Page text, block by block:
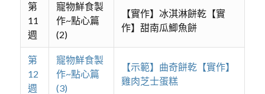
第
11
週
寵物鮮食製
作~點心篇
(2)
【實作】冰淇淋餅乾【實
作】甜南瓜鯽魚餅
第
12
週
寵物鮮食製
作~點心篇
(3)
【示範】曲奇餅乾【實作】
雞肉芝士蛋糕